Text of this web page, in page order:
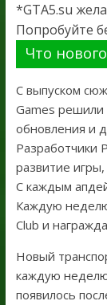
*GTA5.su
Попробуйте
Что
С выпуском
Games решили
обновления и
Разработчики
развитие
С каждым
Каждую
Club и
Новый
каждую
появилось